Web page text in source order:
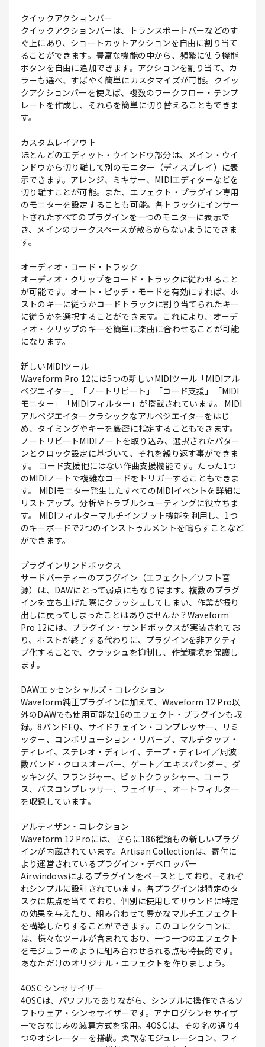
クイックアクションバー
クイックアクションバーは、トランスポートバーなどのす
ぐ上にあり、ショートカットアクションを自由に割り当て
ることができます。豊富な機能の中から、頻繁に使う機能
ボタンを自由に追加できます。アクションを割り当て、カ
ラーも選べ、すばやく簡単にカスタマイズが可能。クイッ
クアクションバーを使えば、複数のワークフロー・テンプ
レートを作成し、それらを簡単に切り替えることもできま
す。
カスタムレイアウト
ほとんどのエディット・ウインドウ部分は、メイン・ウイ
ンドウから切り離して別のモニター（ディスプレイ）に表
示できます。アレンジ、ミキサー、MIDIエディターなどを
切り離すことが可能。また、エフェクト・プラグイン専用
のモニターを設定することも可能。各トラックにインサー
トされたすべてのプラグインを一つのモニターに表示で
き、メインのワークスペースが散らからないようにできま
す。
オーディオ・コード・トラック
オーディオ・クリップをコード・トラックに従わせること
が可能です。オート・ピッチ・モードを有効にすれば、ホ
ストのキーに従うかコードトラックに割り当てられたキー
に従うかを選択することができます。これにより、オーデ
ィオ・クリップのキーを簡単に楽曲に合わせることが可能
になります。
新しいMIDIツール
Waveform Pro 12には5つの新しいMIDIツール「MIDIアル
ペジエイター」「ノートリピート」「コード支援」「MIDI
モニター」「MIDIフィルター」が搭載されています。 MIDI
アルペジエイタークラシックなアルペジエイターをはじ
め、タイミングやキーを厳密に指定することもできます。
ノートリピートMIDIノートを取り込み、選択されたパター
ンとクロック設定に基づいて、それを繰り返す事ができま
す。 コード支援他にはない作曲支援機能です。たった1つ
のMIDIノートで複雑なコードをトリガーすることもできま
す。 MIDIモニター発生したすべてのMIDIイベントを詳細に
リストアップ。分析やトラブルシューティングに役立ちま
す。 MIDIフィルターマルチインプット機能を利用し、1つ
のキーボードで2つのインストゥルメントを鳴らすことなど
ができます。
プラグインサンドボックス
サードパーティーのプラグイン（エフェクト／ソフト音
源）は、DAWにとって弱点にもなり得ます。複数のプラグ
インを立ち上げた際にクラッシュしてしまい、作業が振り
出しに戻ってしまったことはありませんか？Waveform
Pro 12には、プラグイン・サンドボックスが実装されてお
り、ホストが終了する代わりに、プラグインを非アクティ
ブ化することで、クラッシュを抑制し、作業環境を保護し
ます。
DAWエッセンシャルズ・コレクション
Waveform純正プラグインに加えて、Waveform 12 Pro以
外のDAWでも使用可能な16のエフェクト・プラグインも収
録。8バンドEQ、サイドチェイン・コンプレッサー、リミ
ッター、コンボリューション・リバーブ、マルチタップ・
ディレイ、ステレオ・ディレイ、テープ・ディレイ／周波
数バンド・クロスオーバー、ゲート／エキスパンダー、ダ
ッキング、フランジャー、ビットクラッシャー、コーラ
ス、バスコンプレッサー、フェイザー、オートフィルター
を収録しています。
アルティザン・コレクション
Waveform 12 Proには、さらに186種類もの新しいプラグ
インが内蔵されています。Artisan Collectionは、寄付に
より運営されているプラグイン・デベロッパー
Airwindowsによるプラグインをベースとしており、それぞ
れシンプルに設計されています。各プラグインは特定のタ
スクに焦点を当てており、個別に使用してサウンドに特定
の効果を与えたり、組み合わせて豊かなマルチエフェクト
を構築したりすることができます。このコレクションに
は、様々なツールが含まれており、一つ一つのエフェクト
をモジュラーのように組み合わせられる点も特長的です。
あなただけのオリジナル・エフェクトを作りましょう。
4OSC シンセサイザー
4OSCは、パワフルでありながら、シンプルに操作できるソ
フトウェア・シンセサイザーです。アナログシンセサイザ
ーでおなじみの減算方式を採用。4OSCは、その名の通り4
つのオシレーターを搭載。柔軟なモジュレーション、フィ